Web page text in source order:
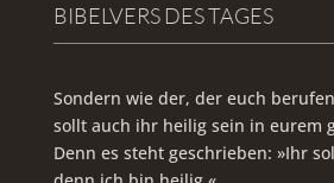
BIBELVERS DES TAGES
Sondern wie der, der euch
sollt auch ihr heilig sein in eurem
Denn es steht geschrieben: »Ihr